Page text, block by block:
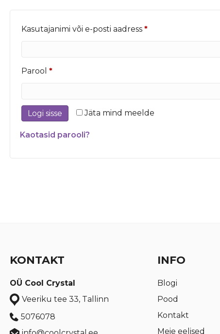
Kasutajanimi või e-posti aadress *Nõutud
Parool *Nõutud
Jäta mind meelde
Logi sisse
Kaotasid parooli?
KONTAKT
OÜ Cool Crystal
Veeriku tee 33, Tallinn
5076078
INFO
Blogi
Pood
Kontakt
Meie eelised